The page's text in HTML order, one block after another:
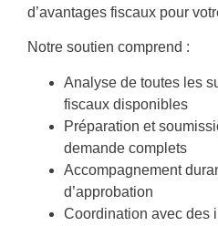
d’avantages fiscaux pour
Notre soutien comprend :
Analyse de toutes les
fiscaux disponibles
Préparation et
demande complets
Accompagnement
d’approbation
Coordination avec des